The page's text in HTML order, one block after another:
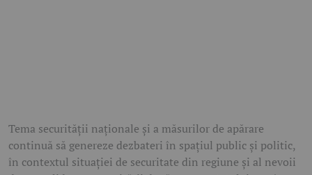
Tema securității naționale și a măsurilor de apărare
continuă să genereze dezbateri în spațiul public și politic,
în contextul situației de securitate din regiune și al nevoii